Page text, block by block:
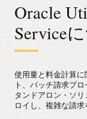
Oracle
Service
使用量と料金計算
ト、バッチ請求プ
タンドアロン・ソ
ロイし、複雑な請求